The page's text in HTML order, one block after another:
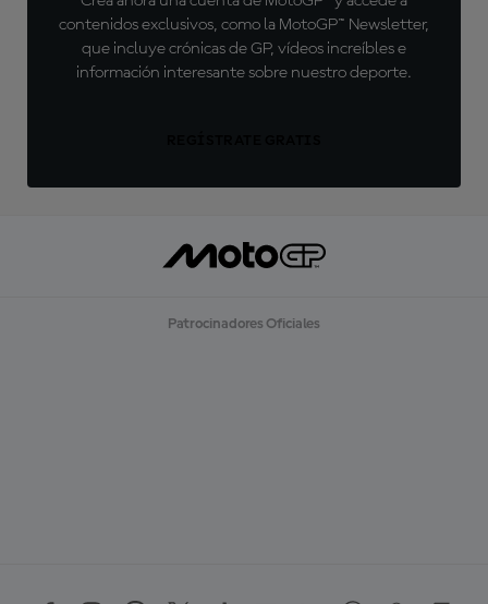
contenidos exclusivos, como la MotoGP™ Newsletter,
que incluye crónicas de GP, vídeos increíbles e
información interesante sobre nuestro deporte.
Patrocinadores Oficiales